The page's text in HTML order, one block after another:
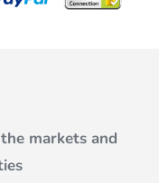
markets and